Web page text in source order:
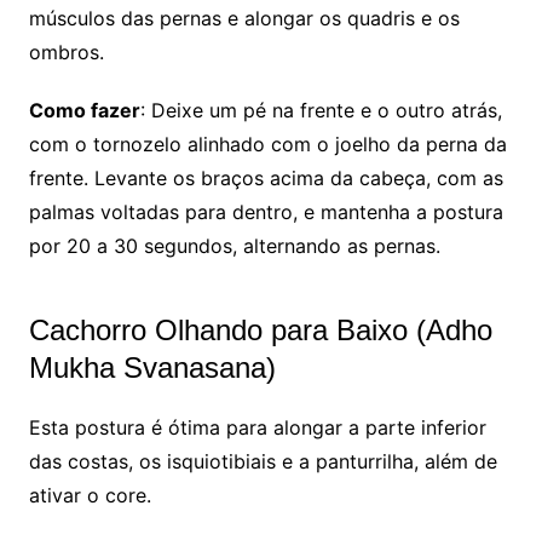
músculos das pernas e alongar os quadris e os
ombros.
Como fazer: Deixe um pé na frente e o outro atrás,
com o tornozelo alinhado com o joelho da perna da
frente. Levante os braços acima da cabeça, com as
palmas voltadas para dentro, e mantenha a postura
por 20 a 30 segundos, alternando as pernas.
Cachorro Olhando para Baixo (Adho
Mukha Svanasana)
Esta postura é ótima para alongar a parte inferior
das costas, os isquiotibiais e a panturrilha, além de
ativar o core.